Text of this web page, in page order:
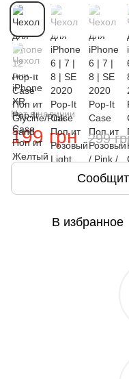
Нет в наличии
199 грн 299
В избранное